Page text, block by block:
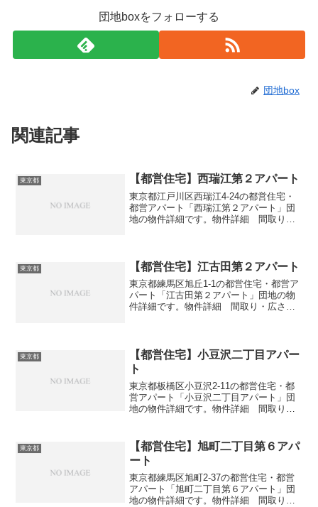
団地boxをフォローする
団地box
関連記事
東京都 【都営住宅】西瑞江第２アパート
東京都江戸川区西瑞江4-24の都営住宅・
都営アパート「西瑞江第２アパート」団
地の物件詳細です。物件詳細 間取り・
数19...
東京都 【都営住宅】江古田第２アパート
東京都練馬区旭丘1-1の都営住宅・都営ア
パート「江古田第２アパート」団地の物
件詳細です。物件詳細 間取り・広さ団
な路線西...
東京都
【都営住宅】小豆沢二丁目アパー
ト
東京都板橋区小豆沢2-11の都営住宅・都
営アパート「小豆沢二丁目アパート」団
地の物件詳細です。物件詳細 間取り・
2DK-3DK広さ・面積36-49㎡建設年度築年
数19...
東京都
【都営住宅】旭町二丁目第６アパ
ート
東京都練馬区旭町2-37の都営住宅・都営
アパート「旭町二丁目第６アパート」団
地の物件詳細です。物件詳細 間取り・